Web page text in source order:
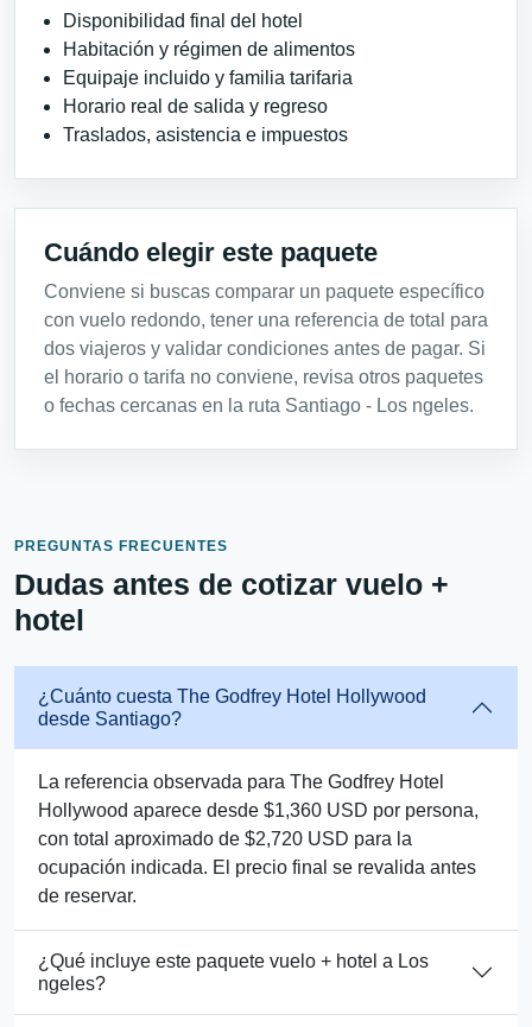
Disponibilidad final del hotel
Habitación y régimen de alimentos
Equipaje incluido y familia tarifaria
Horario real de salida y regreso
Traslados, asistencia e impuestos
Cuándo elegir este paquete
Conviene si buscas comparar un paquete específico
con vuelo redondo, tener una referencia de total para
dos viajeros y validar condiciones antes de pagar. Si
el horario o tarifa no conviene, revisa otros paquetes
o fechas cercanas en la ruta Santiago - Los ngeles.
PREGUNTAS FRECUENTES
Dudas antes de cotizar vuelo +
hotel
¿Cuánto cuesta The Godfrey Hotel Hollywood
desde Santiago?
La referencia observada para The Godfrey Hotel
Hollywood aparece desde $1,360 USD por persona,
con total aproximado de $2,720 USD para la
ocupación indicada. El precio final se revalida antes
de reservar.
¿Qué incluye este paquete vuelo + hotel a Los
ngeles?